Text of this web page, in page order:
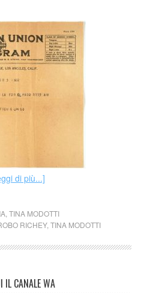
di più...]
, TINA MODOTTI
RICHEY, TINA MODOTTI
IL CANALE WA